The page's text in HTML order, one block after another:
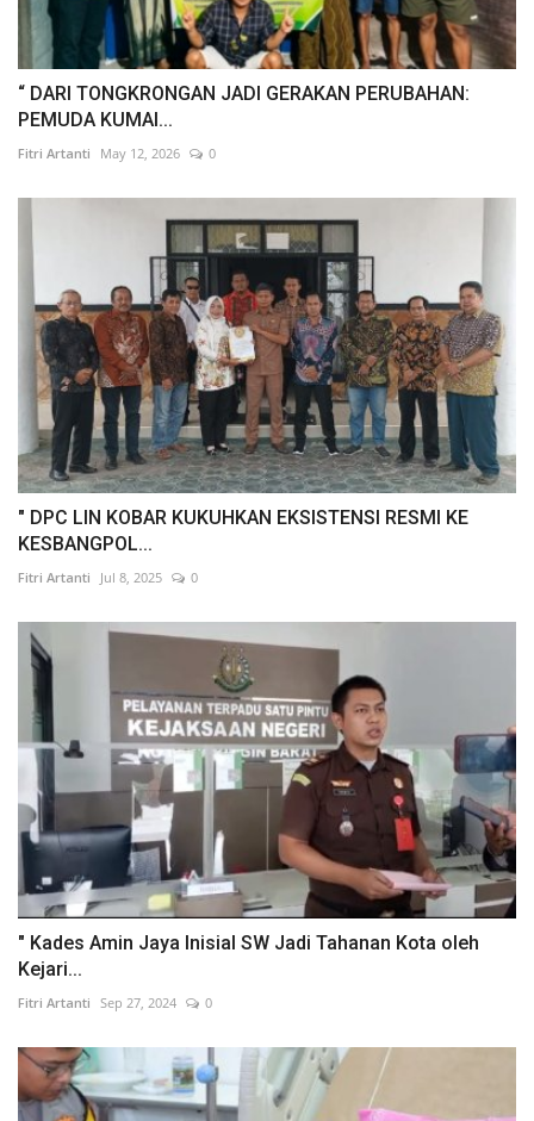
“ DARI TONGKRONGAN JADI GERAKAN PERUBAHAN:
PEMUDA KUMAI...
Fitri Artanti May 12, 2026 0
" DPC LIN KOBAR KUKUHKAN EKSISTENSI RESMI KE
KESBANGPOL...
Fitri Artanti Jul 8, 2025 0
" Kades Amin Jaya Inisial SW Jadi Tahanan Kota oleh
Kejari...
Fitri Artanti Sep 27, 2024 0